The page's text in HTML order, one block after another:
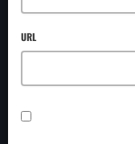
URL